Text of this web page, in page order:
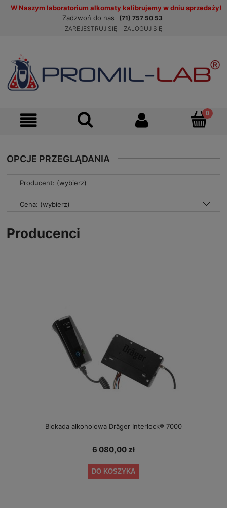
W Naszym laboratorium alkomaty kalibrujemy w dniu sprzedaży!
Zadzwoń do nas
(71) 757 50 53
ZAREJESTRUJ SIĘ
ZALOGUJ SIĘ
OPCJE PRZEGLĄDANIA
Producent: (wybierz)
Cena: (wybierz)
Producenci
Blokada alkoholowa Dräger Interlock® 7000
6 080,00 zł
DO KOSZYKA